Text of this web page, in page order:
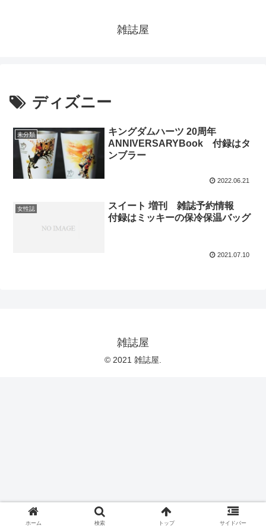
雑誌屋
ディズニー
未分類
キングダムハーツ 20周年
ANNIVERSARYBook 付録はタ
ンブラー
2022.06.21
女性誌
スイート 増刊 雑誌予約情報
付録はミッキーの保冷保温バッグ
2021.07.10
雑誌屋
© 2021 雑誌屋.
ホーム 検索 トップ サイドバー